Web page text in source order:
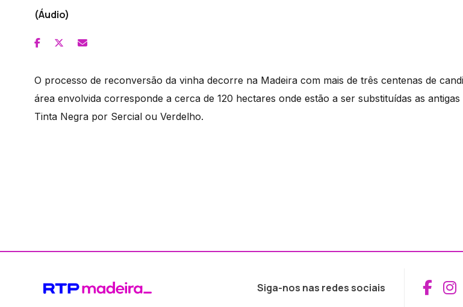
(Áudio)
O processo de reconversão da vinha decorre na Madeira com mais de três centenas de
área envolvida corresponde a cerca de 120 hectares onde estão a ser substituídas as antigas
Tinta Negra por Sercial ou Verdelho.
Siga-nos nas redes sociais